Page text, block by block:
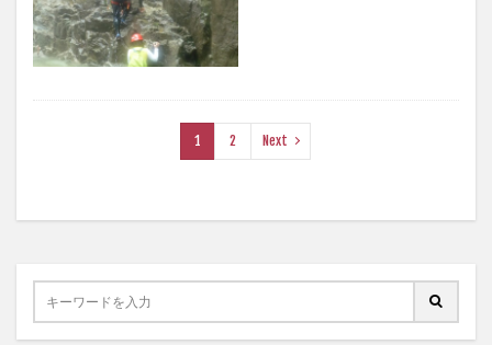
1 2 Next